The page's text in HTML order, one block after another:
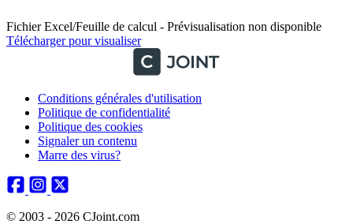
Fichier Excel/Feuille de calcul - Prévisualisation non disponible
Télécharger pour visualiser
Conditions générales d'utilisation
Politique de confidentialité
Politique des cookies
Signaler un contenu
Marre des virus?
© 2003 - 2026 CJoint.com